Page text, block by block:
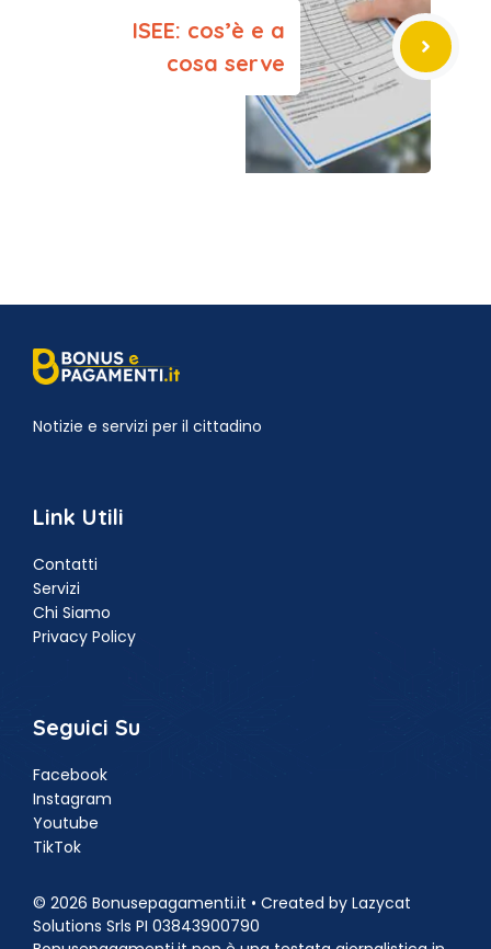
ISEE: cos’è e a
cosa serve
Notizie e servizi per il cittadino
Link Utili
Contatti
Servizi
Chi Siamo
Privacy Policy
Seguici Su
Facebook
Instagram
Youtube
TikTok
© 2026 Bonusepagamenti.it • Created by Lazycat
Solutions Srls PI 03843900790